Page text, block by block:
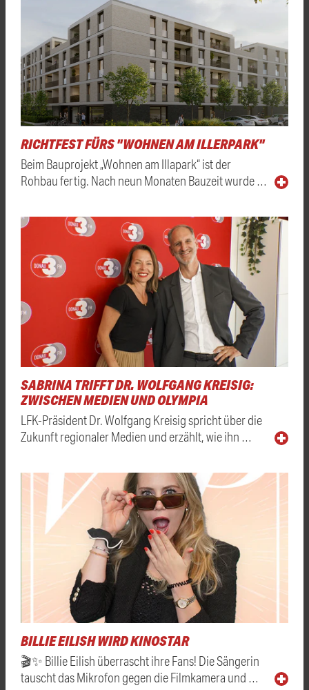
RICHTFEST FÜRS "WOHNEN AM ILLERPARK"
Beim Bauprojekt „Wohnen am Illapark“ ist der
Rohbau fertig. Nach neun Monaten Bauzeit wurde …
SABRINA TRIFFT DR. WOLFGANG KREISIG:
ZWISCHEN MEDIEN UND OLYMPIA
LFK-Präsident Dr. Wolfgang Kreisig spricht über die
Zukunft regionaler Medien und erzählt, wie ihn …
BILLIE EILISH WIRD KINOSTAR
🎬✨ Billie Eilish überrascht ihre Fans! Die Sängerin
tauscht das Mikrofon gegen die Filmkamera und …